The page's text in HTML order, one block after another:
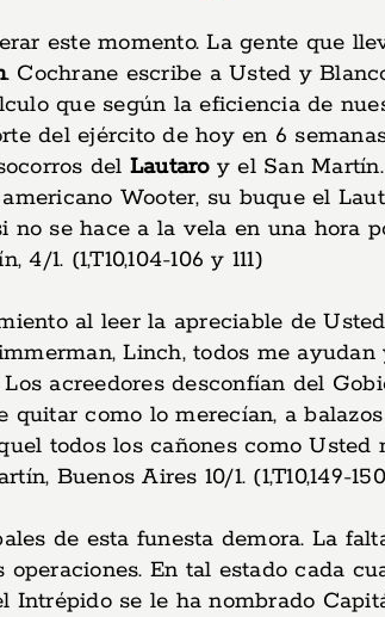
este momento. La gente que
. Cochrane escribe a Usted y
que según la eficiencia de
del ejército de hoy en 6
del Lautaroy el San
Wooter, su buque el
se hace a la vela en una hora
1. (1,T10,104-106 y 111)
al leer la apreciable de
Linch, todos me
acreedores desconfían del
como lo merecían, a
todos los cañones como
Buenos Aires 10/1. (1,T10,149-
de esta funesta demora. La
En tal estado cada
se le ha nombrado